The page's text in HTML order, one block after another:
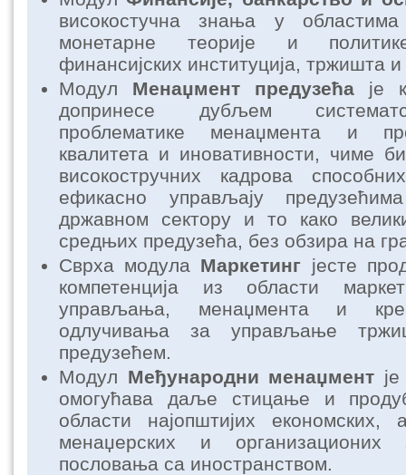
високостучна знања у
монетарне теорије и
финансијских институција, тржишта
Модул Менаџмент предузећа је
допринесе дубљем
проблематике менаџмента и
квалитета и иновативности, чиме
високостручних кадрова
ефикасно управљају
државном сектору и то како
средњих предузећа, без обзира на
Сврха модула Маркетинг јесте
компетенција из области
управљања, менаџмента и
одлучивања за управљање
предузећем.
Модул Међународни менаџмент
омогућава даље стицање и
области најопштијих
менаџерских и
пословања са иностранством.